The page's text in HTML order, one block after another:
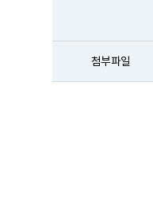
첨부파일